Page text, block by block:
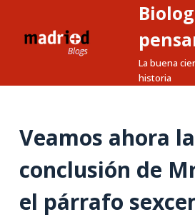
a
a
n
La buena
historia
Veamos ahora la
conclusión de
el párrafo